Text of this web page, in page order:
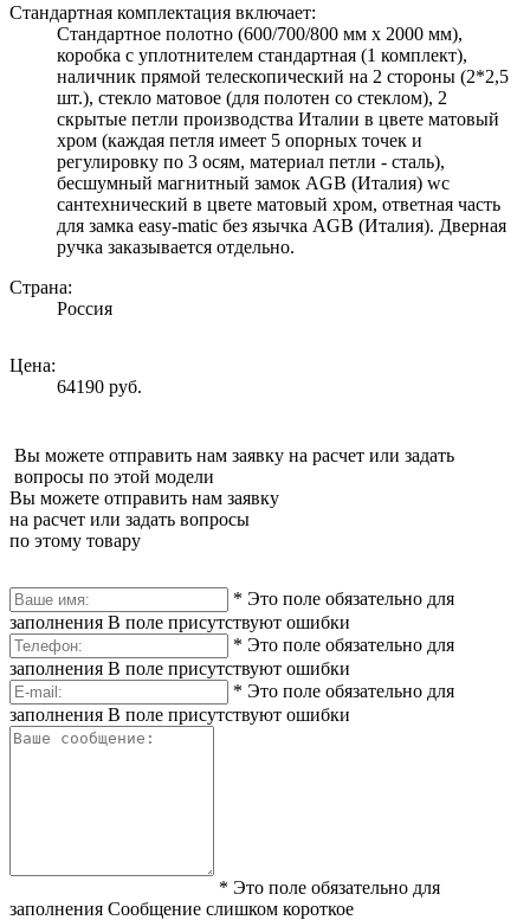
Стандартная комплектация включает:
Стандартное полотно (600/700/800 мм х 2000 мм),
коробка с уплотнителем стандартная (1 комплект),
наличник прямой телескопический на 2 стороны (2*2,5
шт.), стекло матовое (для полотен со стеклом), 2
скрытые петли производства Италии в цвете матовый
хром (каждая петля имеет 5 опорных точек и
регулировку по 3 осям, материал петли - сталь),
бесшумный магнитный замок AGB (Италия) wc
сантехнический в цвете матовый хром, ответная часть
для замка easy-matic без язычка AGB (Италия). Дверная
ручка заказывается отдельно.
Страна:
Россия
Цена:
64190 руб.
Вы можете отправить нам заявку на расчет или задать
вопросы по этой модели
Вы можете отправить нам заявку
на расчет или задать вопросы
по этому товару
* Это поле обязательно для
заполнения В поле присутствуют ошибки
* Это поле обязательно для
заполнения В поле присутствуют ошибки
* Это поле обязательно для
заполнения В поле присутствуют ошибки
* Это поле обязательно для
заполнения Сообщение слишком короткое